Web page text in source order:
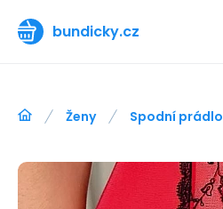
bundicky.cz
Ženy Spodní prádlo